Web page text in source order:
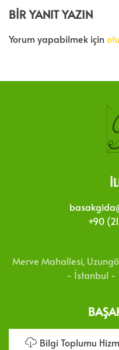
BIR YANIT YAZIN
Yorum yapabilmek için
Bilgi Toplumu
+90
Merve Mahallesi,
- İstanbul -